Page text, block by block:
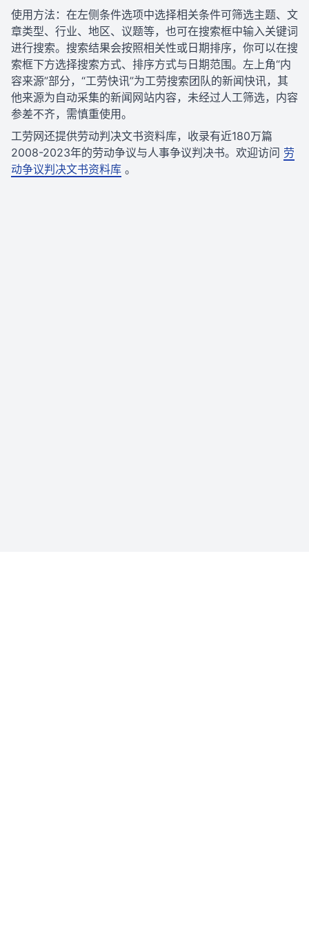
使用方法：在左侧条件选项中选择相关条件可筛选主题、文
章类型、行业、地区、议题等，也可在搜索框中输入关键词
进行搜索。搜索结果会按照相关性或日期排序，你可以在搜
索框下方选择搜索方式、排序方式与日期范围。左上角“内
容来源”部分，“工劳快讯”为工劳搜索团队的新闻快讯，其
他来源为自动采集的新闻网站内容，未经过人工筛选，内容
参差不齐，需慎重使用。
工劳网还提供劳动判决文书资料库，收录有近180万篇
2008-2023年的劳动争议与人事争议判决书。欢迎访问 劳
动争议判决文书资料库 。